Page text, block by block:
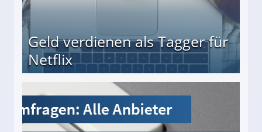
Geld verdienen als Tagger für
Netflix